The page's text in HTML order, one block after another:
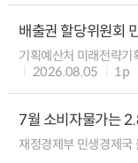
배출권 할당위원회
기획예산처 미래전략
2026.08.05
1p
7월 소비자물가는
재정경제부 민생경제국